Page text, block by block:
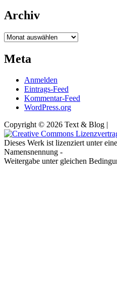
Archiv
Archiv
Meta
Anmelden
Eintrags-Feed
Kommentar-Feed
WordPress.org
Copyright © 2026 Text & Blog |
Dieses Werk ist lizenziert unter
Namensnennung -
Weitergabe unter gleichen